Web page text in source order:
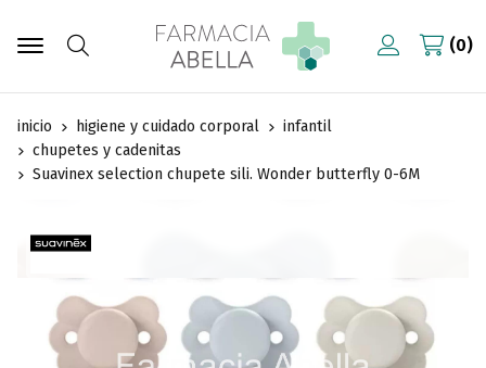
Buscar
0
inicio higiene y cuidado corporal
infantil
chupetes y cadenitas
Suavinex selection chupete sili. Wonder butterfly 0-6M